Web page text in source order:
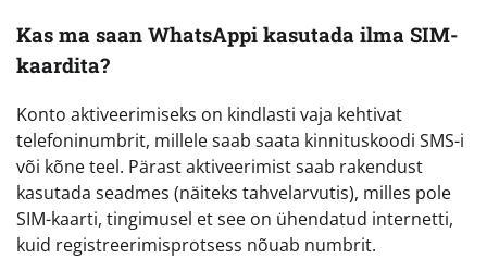
Kas ma saan WhatsAppi kasutada ilma SIM-
kaardita?
Konto aktiveerimiseks on kindlasti vaja kehtivat
telefoninumbrit, millele saab saata kinnituskoodi SMS-i
või kõne teel. Pärast aktiveerimist saab rakendust
kasutada seadmes (näiteks tahvelarvutis), milles pole
SIM-kaarti, tingimusel et see on ühendatud internetti,
kuid registreerimisprotsess nõuab numbrit.